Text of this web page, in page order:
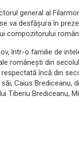
general al
va desfăşura în
compozitorului
într-o familie de
româneşti din
încă din
Caius
Tiberiu Brediceanu,